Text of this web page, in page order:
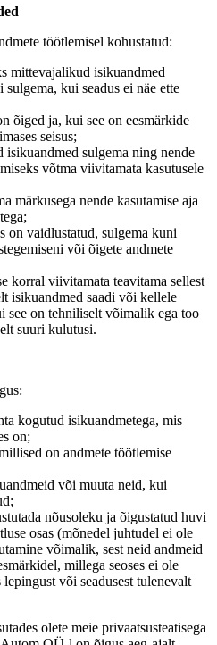
töötlemisel kohustatud:
mittevajalikud isikuandmed
kui seadus ei näe ette
õiged ja, kui see on eesmärkide
seisus;
isikuandmed sulgema ning nende
võtma viivitamata kasutusele
märkusega nende kasutamise aja
on vaidlustatud, sulgema kuni
või õigete andmete
korral viivitamata teavitama sellest
isikuandmed saadi või kellele
see on tehniliselt võimalik ega too
suuri kulutusi.
kogutud isikuandmetega, mis
on;
on andmete töötlemise
või muuta neid, kui
nõusoleku ja õigustatud huvi
osas (mõnedel juhtudel ei ole
võimalik, sest neid andmeid
millega seoses ei ole
või seadusest tulenevalt
olete meie privaatsusteatisega